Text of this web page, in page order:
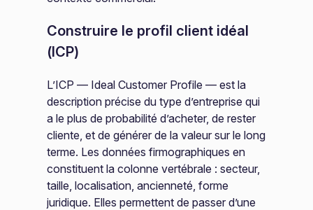
Construire le profil client idéal
(ICP)
L’ICP — Ideal Customer Profile — est la
description précise du type d’entreprise qui
a le plus de probabilité d’acheter, de rester
cliente, et de générer de la valeur sur le long
terme. Les données firmographiques en
constituent la colonne vertébrale : secteur,
taille, localisation, ancienneté, forme
juridique. Elles permettent de passer d’une